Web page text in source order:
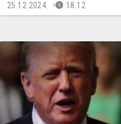
25.12.2024. 18:12